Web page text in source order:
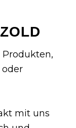
Produkten,
mit uns